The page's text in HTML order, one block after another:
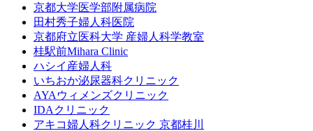
京都大学医学部附属病院
田村秀子婦人科医院
京都府立医科大学 産婦人科学教室
桂駅前Mihara Clinic
ハシイ産婦人科
いちおか泌尿器科クリニック
AYAウィメンズクリニック
IDAクリニック
アキコ婦人科クリニック 京都桂川